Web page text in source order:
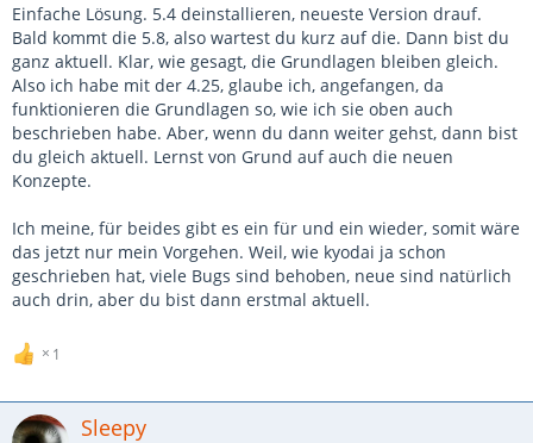
Einfache Lösung. 5.4 deinstallieren, neueste Version drauf.
Bald kommt die 5.8, also wartest du kurz auf die. Dann bist du
ganz aktuell. Klar, wie gesagt, die Grundlagen bleiben gleich.
Also ich habe mit der 4.25, glaube ich, angefangen, da
funktionieren die Grundlagen so, wie ich sie oben auch
beschrieben habe. Aber, wenn du dann weiter gehst, dann bist
du gleich aktuell. Lernst von Grund auf auch die neuen
Konzepte.
Ich meine, für beides gibt es ein für und ein wieder, somit wäre
das jetzt nur mein Vorgehen. Weil, wie kyodai ja schon
geschrieben hat, viele Bugs sind behoben, neue sind natürlich
auch drin, aber du bist dann erstmal aktuell.
1
Sleepy